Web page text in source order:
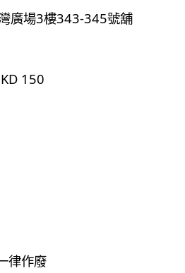
廣場3樓343-345號舖
150
律作廢